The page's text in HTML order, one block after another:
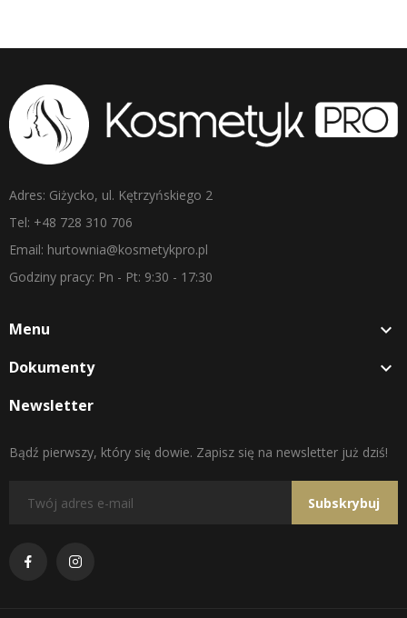
Adres: Giżycko, ul. Kętrzyńskiego 2
Tel: +48 728 310 706
Email: hurtownia@kosmetykpro.pl
Godziny pracy: Pn - Pt: 9:30 - 17:30
Menu 
Dokumenty 
Newsletter
Bądź pierwszy, który się dowie. Zapisz się na newsletter już dziś!
Subskrybuj